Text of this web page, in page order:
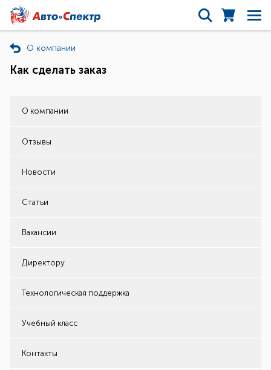
О компании
Как сделать заказ
О компании
Отзывы
Новости
Статьи
Вакансии
Директору
Технологическая поддержка
Учебный класс
Контакты